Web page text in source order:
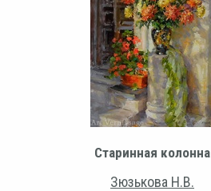
Старинная колонна
Зюзькова Н.В.